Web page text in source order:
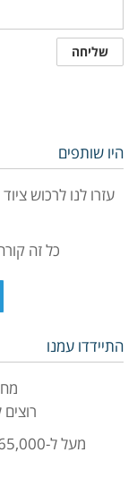
היו שותפים
עזרו לנו לרכוש
כל זה
התיידדו עמנו
מעל ל-65,000 המתנדבים והמתנדבות מחכים לכם!